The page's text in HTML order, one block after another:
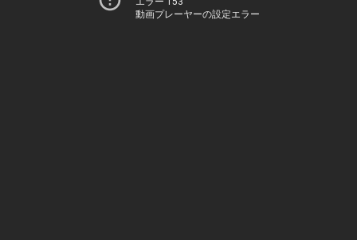
動画プレーヤーの設定エラー